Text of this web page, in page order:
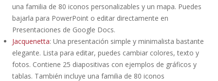
una familia de 80 iconos personalizables y un mapa. Puedes
bajarla para PowerPoint o editar directamente en
Presentaciones de Google Docs.
Jacquenetta: Una presentación simple y minimalista bastante
elegante. Lista para editar, puedes cambiar colores, texto y
fotos. Contiene 25 diapositivas con ejemplos de gráficos y
tablas. También incluye una familia de 80 iconos